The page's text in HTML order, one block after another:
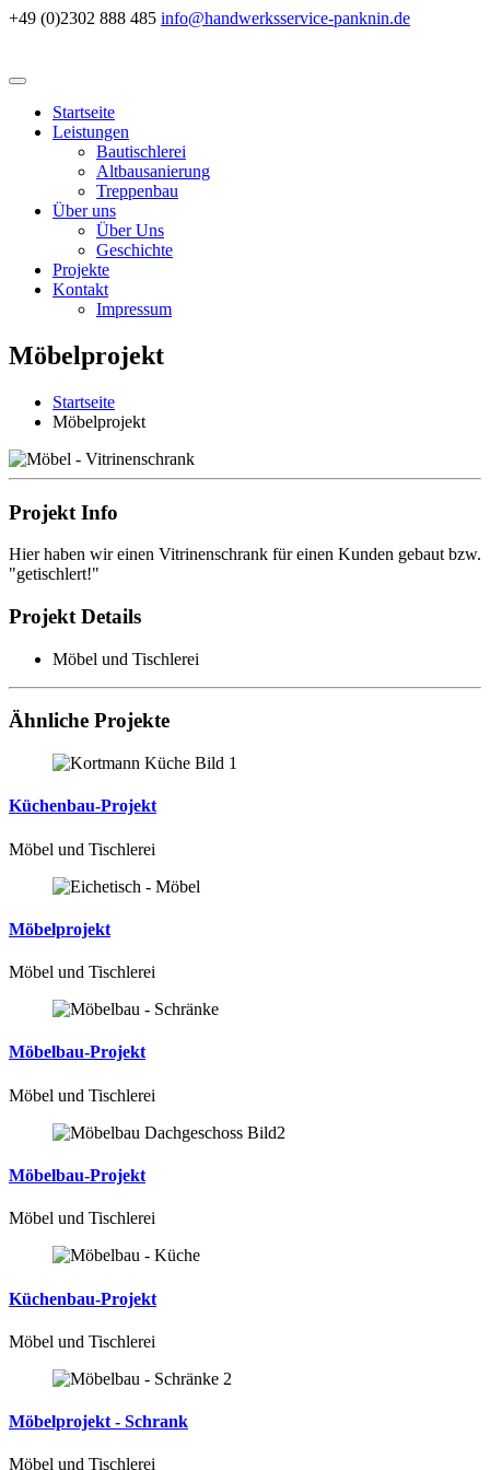
+49 (0)2302 888 485 info@handwerksservice-panknin.de
Startseite
Leistungen
Bautischlerei
Altbausanierung
Treppenbau
Über uns
Über Uns
Geschichte
Projekte
Kontakt
Impressum
Möbelprojekt
Startseite
Möbelprojekt
Projekt Info
Hier haben wir einen Vitrinenschrank für einen Kunden gebaut bzw.
"getischlert!"
Projekt Details
Möbel und Tischlerei
Ähnliche Projekte
Küchenbau-Projekt
Möbel und Tischlerei
Möbelprojekt
Möbel und Tischlerei
Möbelbau-Projekt
Möbel und Tischlerei
Möbelbau-Projekt
Möbel und Tischlerei
Küchenbau-Projekt
Möbel und Tischlerei
Möbelprojekt - Schrank
Möbel und Tischlerei